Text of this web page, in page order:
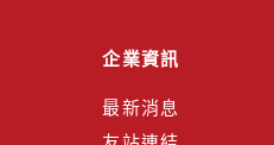
企業資訊
最新消息